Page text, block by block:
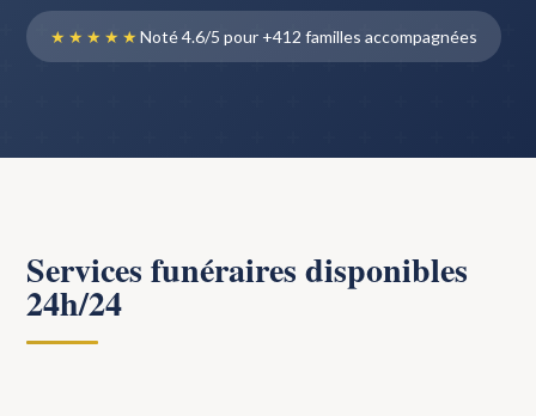
★★★★★Noté 4.6/5 pour +412 familles accompagnées
Services funéraires disponibles
24h/24